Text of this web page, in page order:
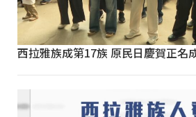
西拉雅族成第17族 原民日慶賀正名